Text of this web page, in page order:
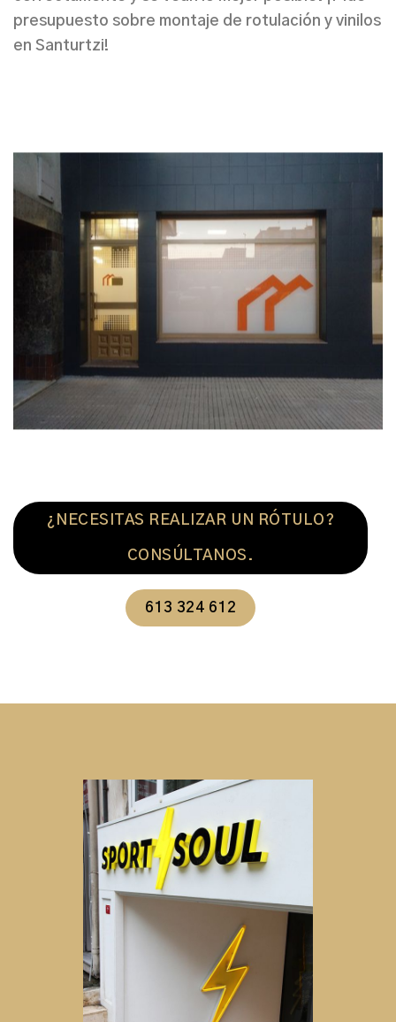
presupuesto sobre montaje de rotulación y vinilos
en Santurtzi!
¿NECESITAS REALIZAR UN RÓTULO?
CONSÚLTANOS.
613 324 612